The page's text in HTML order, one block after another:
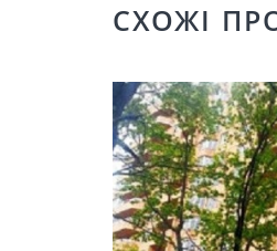
СХОЖІ